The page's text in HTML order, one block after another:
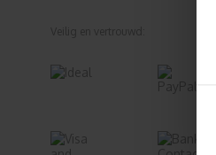
Veilig en vertrouwd: